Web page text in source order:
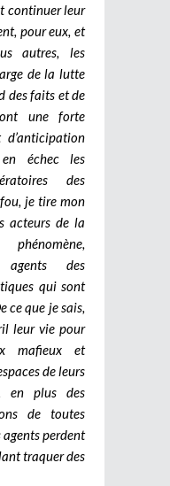
continuer leur
pour eux, et
autres, les
de la lutte
des faits et de
une forte
d’anticipation
échec les
des
je tire mon
acteurs de la
agents des
qui sont
ce que je sais,
leur vie pour
mafieux et
de leurs
en plus des
de toutes
agents perdent
traquer des